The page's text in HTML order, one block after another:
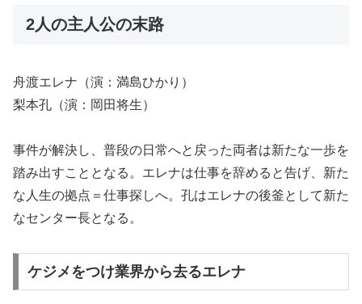
2人の主人公の末路
舟渡エレナ（演：満島ひかり）
梨本孔（演：岡田将生）
事件が解決し、普段の日常へと戻った両者は新たな一歩を
踏み出すこととなる。エレナは仕事を辞めると告げ、新た
な人生の拠点＝仕事探しへ。孔はエレナの後釜として新た
なセンター長となる。
ケジメをつけ業界から去るエレナ